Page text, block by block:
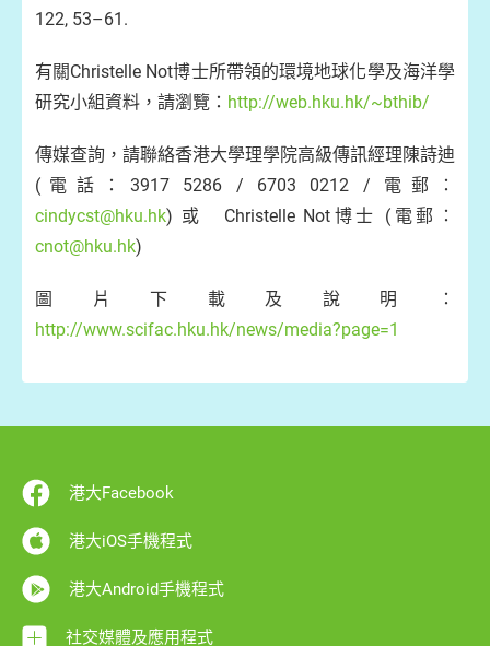
122, 53–61.
有關Christelle Not博士所帶領的環境地球化學及海洋學
研究小組資料，請瀏覽： http://web.hku.hk/~bthib/
傳媒查詢，請聯絡香港大學理學院高級傳訊經理陳詩迪
(電話：3917 5286 / 6703 0212 / 電郵：
cindycst@hku.hk) 或 Christelle Not博士 (電郵：
cnot@hku.hk)
圖片下載及說明：
http://www.scifac.hku.hk/news/media?page=1
港大Facebook
港大iOS手機程式
港大Android手機程式
社交媒體及應用程式